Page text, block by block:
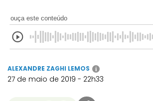
ouça este conteúdo
ALEXANDRE ZAGHI LEMOS i
27 de maio de 2019 - 22h33